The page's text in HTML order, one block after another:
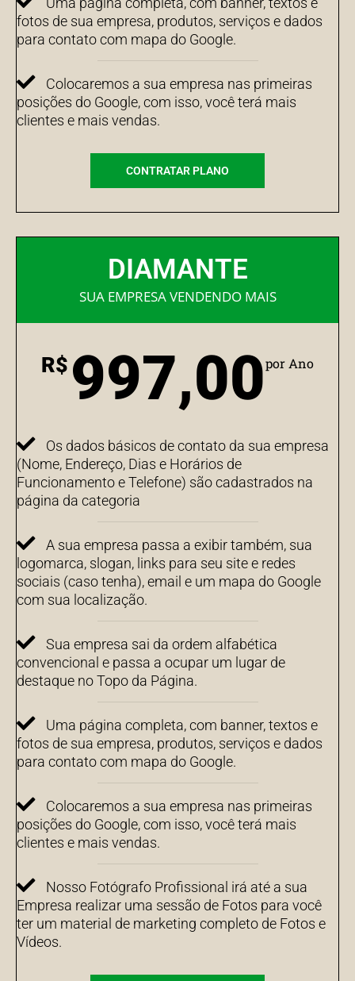
fotos de sua empresa, produtos, serviços e dados
para contato com mapa do Google.
Colocaremos a sua empresa nas primeiras
posições do Google, com isso, você terá mais
clientes e mais vendas.
CONTRATAR PLANO
DIAMANTE
SUA EMPRESA VENDENDO MAIS
R$ 997,00por Ano
Os dados básicos de contato da sua empresa
(Nome, Endereço, Dias e Horários de
Funcionamento e Telefone) são cadastrados na
página da categoria
A sua empresa passa a exibir também, sua
logomarca, slogan, links para seu site e redes
sociais (caso tenha), email e um mapa do Google
com sua localização.
Sua empresa sai da ordem alfabética
convencional e passa a ocupar um lugar de
destaque no Topo da Página.
Uma página completa, com banner, textos e
fotos de sua empresa, produtos, serviços e dados
para contato com mapa do Google.
Colocaremos a sua empresa nas primeiras
posições do Google, com isso, você terá mais
clientes e mais vendas.
Nosso Fotógrafo Profissional irá até a sua
Empresa realizar uma sessão de Fotos para você
ter um material de marketing completo de Fotos e
Vídeos.